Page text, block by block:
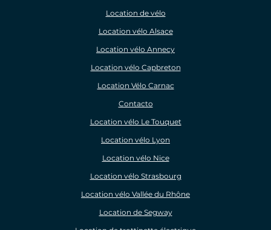
Location de vélo
Location vélo Alsace
Location vélo Annecy
Location vélo Capbreton
Location Vélo Carnac
Contacto
Location vélo Le Touquet
Location vélo Lyon
Location vélo Nice
Location vélo Strasbourg
Location vélo Vallée du Rhône
Location de Segway